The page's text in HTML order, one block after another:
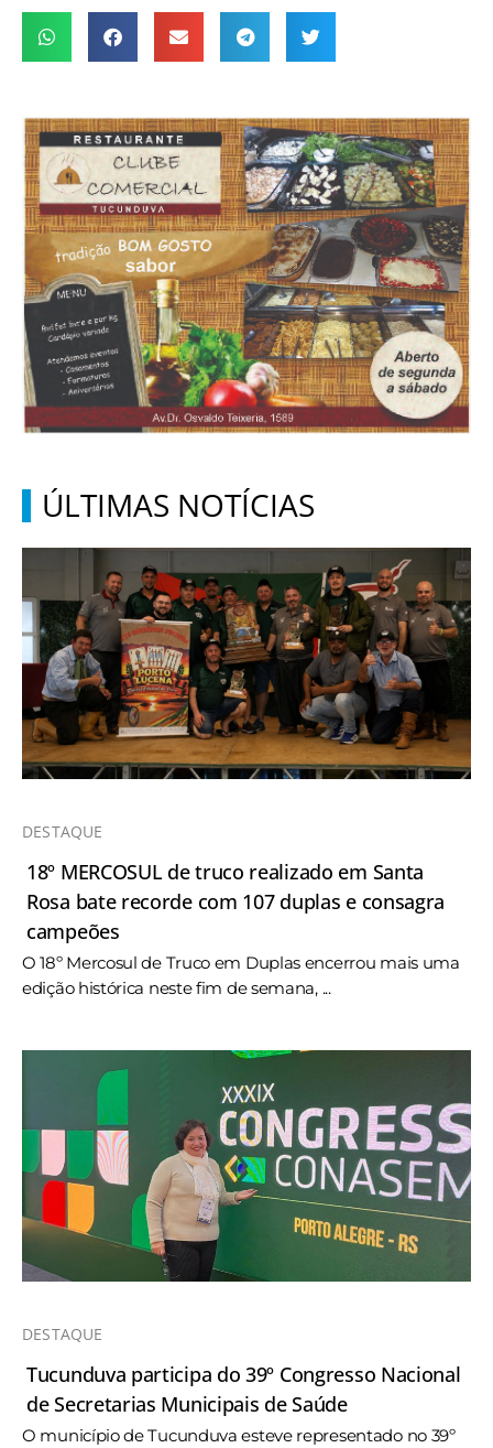
ÚLTIMAS NOTÍCIAS
DESTAQUE
18º MERCOSUL de truco realizado em Santa
Rosa bate recorde com 107 duplas e consagra
campeões
O 18º Mercosul de Truco em Duplas encerrou mais uma
edição histórica neste fim de semana, ...
DESTAQUE
Tucunduva participa do 39º Congresso Nacional
de Secretarias Municipais de Saúde
O município de Tucunduva esteve representado no 39º